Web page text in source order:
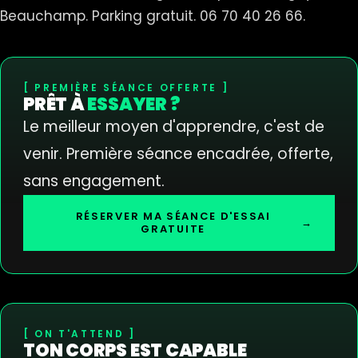
Beauchamp. Parking gratuit. 06 70 40 26 66.
PREMIÈRE SÉANCE OFFERTE
PRÊT ÀESSAYER ?
Le meilleur moyen d'apprendre, c'est de
venir. Première séance encadrée, offerte,
sans engagement.
RÉSERVER MA SÉANCE D'ESSAI
GRATUITE
→
ON T'ATTEND
TON CORPS EST CAPABLE